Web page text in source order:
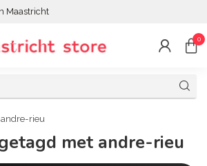
Maastricht
0
andre-rieu
met andre-rieu